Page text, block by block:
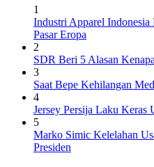
1
Industri Apparel
Pasar Eropa
2
SDR Beri 5 Alasan
3
Saat Bepe Kehilangan
4
Jersey Persija Laku Keras
5
Marko Simic Kelelahan
Presiden